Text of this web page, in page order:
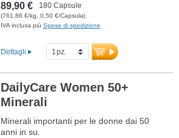
89,90 € 180 Capsule
(761,86 €/kg, 0,50 €/Capsula)
IVA inclusa più Spese di spedizione
Dettagli
DailyCare Women 50+
Minerali
Minerali importanti per le donne dai 50
anni in su.